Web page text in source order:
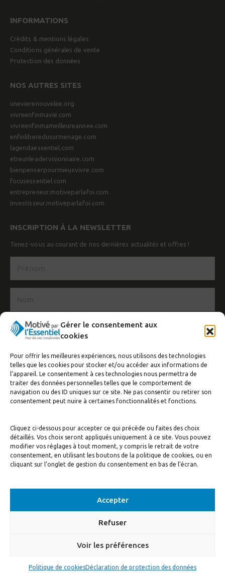
Gérer le consentement aux
cookies
Pour offrir les meilleures expériences, nous utilisons des technologies
telles que les cookies pour stocker et/ou accéder aux informations de
l’appareil. Le consentement à ces technologies nous permettra de
traiter des données personnelles telles que le comportement de
navigation ou des ID uniques sur ce site. Ne pas consentir ou retirer son
consentement peut nuire à certaines fonctionnalités et fonctions.
Cliquez ci-dessous pour accepter ce qui précède ou faites des choix
détaillés. Vos choix seront appliqués uniquement à ce site. Vous pouvez
modifier vos réglages à tout moment, y compris le retrait de votre
consentement, en utilisant les boutons de la politique de cookies, ou en
cliquant sur l’onglet de gestion du consentement en bas de l’écran.
Accepter
Refuser
Voir les préférences
Politique de cookiesDéclaration de protection des données
INFORMATIONS
Crédits & mentions légales
Conditions générales de vente
Protection des données
NOS AUTRES SITES
unevierenouvelee.org
vivreenfinmavie.com
vivreenfinmameilleureannee.com
enfinliberedusurmenage.com
lagendaessentiel.com
etreunleadervisionnaire.com
bienpenserpourmieuxvivre.com
focusessentiel.com
entrepreneur.motiveparlafoi.com
investisseur.motiveparlafoi.com
INSCRIPTION À LA NEWSLETTER
Tenez-vous au courant de nos dernières actualités et offres !
J’accepte de recevoir la newsletter
S'inscrire
Communication
site key toremove this banner.